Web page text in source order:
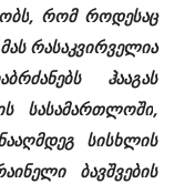
, რომ როდესაც
მას რასაკვირველია
ჰააგას
სასამართლოში,
სისხლის
ბავშვების